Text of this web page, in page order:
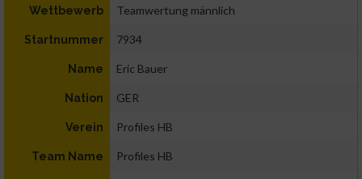
Wettbewerb Teamwertung männlich
Startnummer 7934
Name Eric Bauer
Nation GER
Verein Profiles HB
Team Name Profiles HB